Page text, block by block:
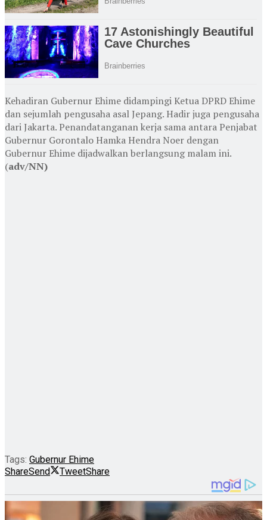
Kehadiran Gubernur Ehime didampingi Ketua DPRD Ehime
dan sejumlah pengusaha asal Jepang. Hadir juga pengusaha
dari Jakarta. Penandatanganan kerja sama antara Penjabat
Gubernur Gorontalo Hamka Hendra Noer dengan
Gubernur Ehime dijadwalkan berlangsung malam ini.
(adv/NN)
Tags: Gubernur Ehime
ShareSend TweetShare